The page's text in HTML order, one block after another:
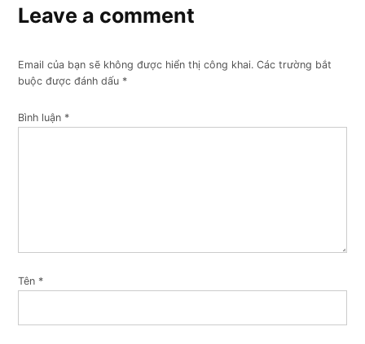
Leave a comment
Email của bạn sẽ không được hiển thị công khai. Các trường bắt
buộc được đánh dấu *
Bình luận *
Tên *